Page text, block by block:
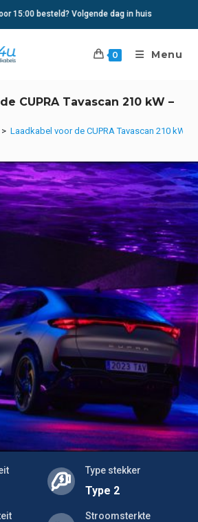
15:00 besteld? Volgende dag in huis
0 Menu
CUPRA Tavascan 210 kW –
> Laadkabel voor de CUPRA Tavascan 210 kW –
Type stekker
Type 2
Stroomsterkte